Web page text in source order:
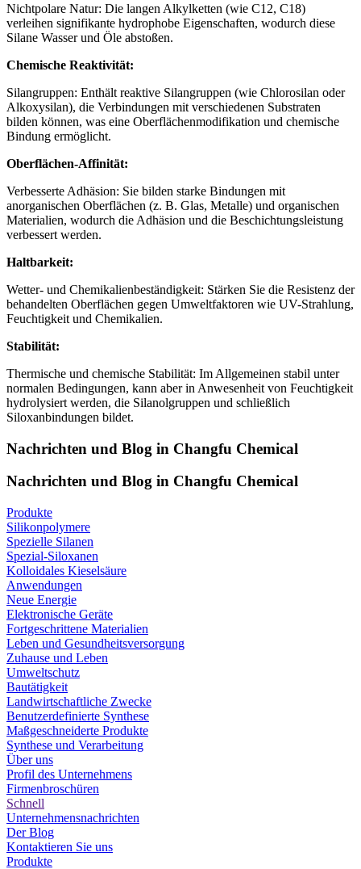
Nichtpolare Natur: Die langen Alkylketten (wie C12, C18)
verleihen signifikante hydrophobe Eigenschaften, wodurch diese
Silane Wasser und Öle abstoßen.
Chemische Reaktivität:
Silangruppen: Enthält reaktive Silangruppen (wie Chlorosilan oder
Alkoxysilan), die Verbindungen mit verschiedenen Substraten
bilden können, was eine Oberflächenmodifikation und chemische
Bindung ermöglicht.
Oberflächen-Affinität:
Verbesserte Adhäsion: Sie bilden starke Bindungen mit
anorganischen Oberflächen (z. B. Glas, Metalle) und organischen
Materialien, wodurch die Adhäsion und die Beschichtungsleistung
verbessert werden.
Haltbarkeit:
Wetter- und Chemikalienbeständigkeit: Stärken Sie die Resistenz der
behandelten Oberflächen gegen Umweltfaktoren wie UV-Strahlung,
Feuchtigkeit und Chemikalien.
Stabilität:
Thermische und chemische Stabilität: Im Allgemeinen stabil unter
normalen Bedingungen, kann aber in Anwesenheit von Feuchtigkeit
hydrolysiert werden, die Silanolgruppen und schließlich
Siloxanbindungen bildet.
Nachrichten und Blog in Changfu Chemical
Nachrichten und Blog in Changfu Chemical
Produkte
Silikonpolymere
Spezielle Silanen
Spezial-Siloxanen
Kolloidales Kieselsäure
Anwendungen
Neue Energie
Elektronische Geräte
Fortgeschrittene Materialien
Leben und Gesundheitsversorgung
Zuhause und Leben
Umweltschutz
Bautätigkeit
Landwirtschaftliche Zwecke
Benutzerdefinierte Synthese
Maßgeschneiderte Produkte
Synthese und Verarbeitung
Über uns
Profil des Unternehmens
Firmenbroschüren
Schnell
Unternehmensnachrichten
Der Blog
Kontaktieren Sie uns
Produkte